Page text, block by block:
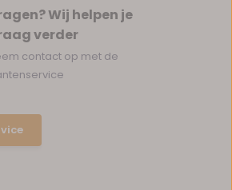
Wij helpen je
verder
contact op met de